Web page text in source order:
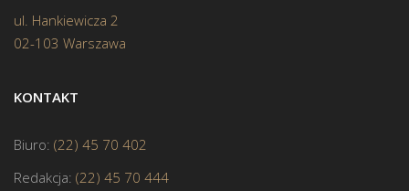
ul. Hankiewicza 2
02-103 Warszawa
KONTAKT
Biuro: (22) 45 70 402
Redakcja: (22) 45 70 444